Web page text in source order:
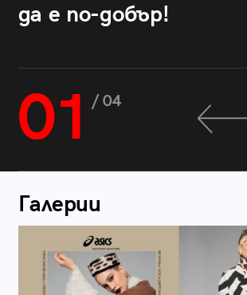
да е по-добър!
01 / 04
Галерии